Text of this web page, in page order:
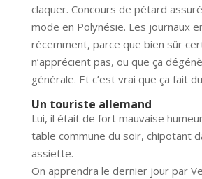
claquer. Concours de pétard
mode en Polynésie. Les journaux
récemment, parce que bien sûr
n’apprécient pas, ou que ça
générale. Et c’est vrai que ça fait
Un touriste allemand
Lui, il était de fort mauvaise
table commune du soir, chipotant
assiette.
On apprendra le dernier jour par